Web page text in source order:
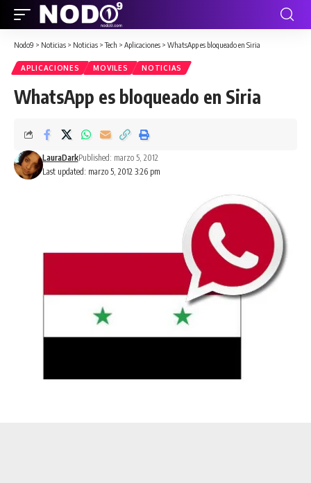
Nodo9 > Noticias > Noticias >Tech > Aplicaciones > WhatsApp es bloqueado en Siria
APLICACIONES MOVILES NOTICIAS
WhatsApp es bloqueado en Siria
Last updated: marzo 5, 2012 3:26 pm
LauraDarkPublished: marzo 5, 2012